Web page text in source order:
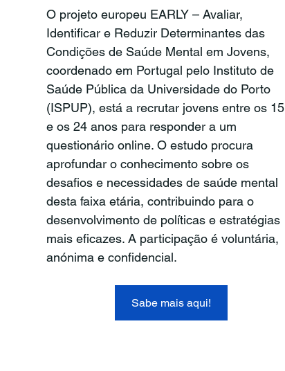
O projeto europeu EARLY – Avaliar,
Identificar e Reduzir Determinantes das
Condições de Saúde Mental em Jovens,
coordenado em Portugal pelo Instituto de
Saúde Pública da Universidade do Porto
(ISPUP), está a recrutar jovens entre os 15
e os 24 anos para responder a um
questionário online. O estudo procura
aprofundar o conhecimento sobre os
desafios e necessidades de saúde mental
desta faixa etária, contribuindo para o
desenvolvimento de políticas e estratégias
mais eficazes. A participação é voluntária,
anónima e confidencial.
Sabe mais aqui!